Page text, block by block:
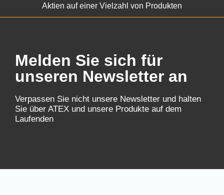
Aktien auf einer Vielzahl von Produkten
Melden Sie sich für
unseren Newsletter an
Verpassen Sie nicht unsere Newsletter und halten
Sie über ATEX und unsere Produkte auf dem
Laufenden